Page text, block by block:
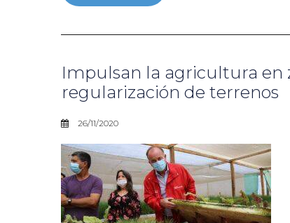
Impulsan la agricultura en
regularización de terrenos
26/11/2020